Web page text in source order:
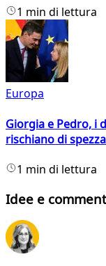
1 min di lettura
Europa
Giorgia e Pedro, i
rischiano di
1 min di lettura
Idee e